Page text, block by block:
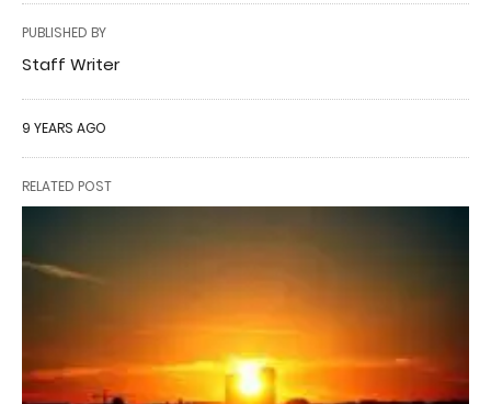
PUBLISHED BY
Staff Writer
9 YEARS AGO
RELATED POST